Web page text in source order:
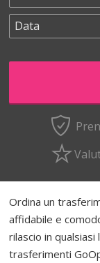
Ordina un
affidabile e
rilascio in
trasferimenti